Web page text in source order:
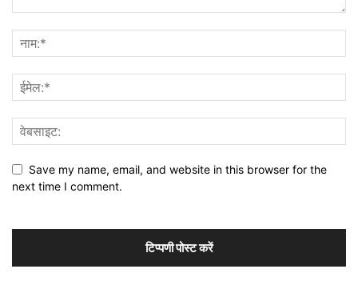
Save my name, email, and website in this browser for the
next time I comment.